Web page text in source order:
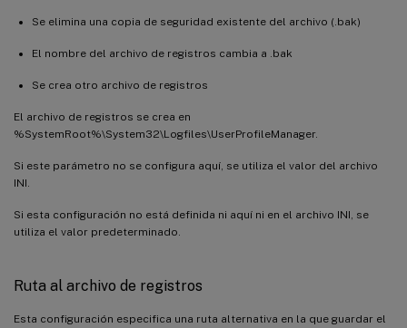
Se elimina una copia de seguridad existente del archivo (.bak)
El nombre del archivo de registros cambia a .bak
Se crea otro archivo de registros
El archivo de registros se crea en
%SystemRoot%\System32\Logfiles\UserProfileManager.
Si este parámetro no se configura aquí, se utiliza el valor del archivo
INI.
Si esta configuración no está definida ni aquí ni en el archivo INI, se
utiliza el valor predeterminado.
Ruta al archivo de registros
Esta configuración especifica una ruta alternativa en la que guardar el